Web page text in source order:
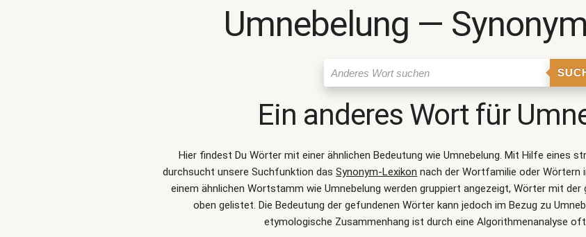
Umnebelung ―
Ein anderes Wort für
Hier findest Du Wörter mit einer ähnlichen Bedeutung wie Umnebelung. Mit Hilfe eines
durchsucht unsere Suchfunktion dasSynonym-Lexikon nach der Wortfamilie oder Wörtern
einem ähnlichen Wortstamm wie Umnebelung werden gruppiert angezeigt, Wörter mit
oben gelistet. Die Bedeutung der gefundenen Wörter kann jedoch im Bezug zu
etymologische Zusammenhang ist durch eine Algorithmenanalyse